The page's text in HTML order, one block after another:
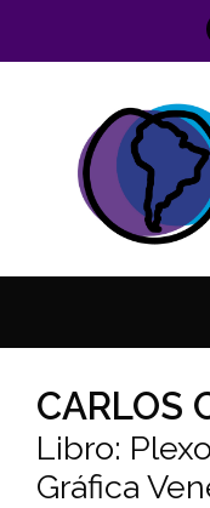
contenido
CARLOS
Libro:
Gráfica